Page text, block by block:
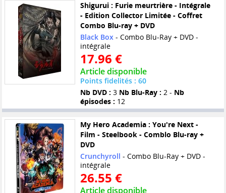
Shigurui : Furie meurtrière - Intégrale
- Edition Collector Limitée - Coffret
Combo Blu-ray + DVD
Black Box- Combo Blu-Ray + DVD -
intégrale
17.96 €
Article disponible
Points fidelités : 60
Nb DVD : 3 Nb Blu-Ray : 2 - Nb
épisodes : 12
My Hero Academia : You're Next -
Film - Steelbook - Comblo Blu-ray +
DVD
Crunchyroll - Combo Blu-Ray + DVD -
intégrale
26.55 €
Article disponible